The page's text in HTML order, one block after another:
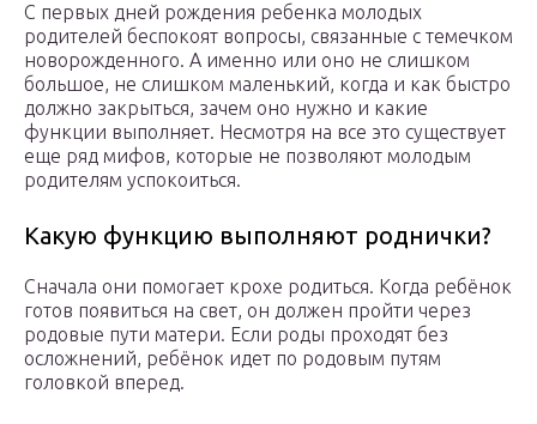
С первых дней рождения ребенка молодых
родителей беспокоят вопросы, связанные с темечком
новорожденного. А именно или оно не слишком
большое, не слишком маленький, когда и как быстро
должно закрыться, зачем оно нужно и какие
функции выполняет. Несмотря на все это существует
еще ряд мифов, которые не позволяют молодым
родителям успокоиться.
Какую функцию выполняют роднички?
Сначала они помогает крохе родиться. Когда ребёнок
готов появиться на свет, он должен пройти через
родовые пути матери. Если роды проходят без
осложнений, ребёнок идет по родовым путям
головкой вперед.